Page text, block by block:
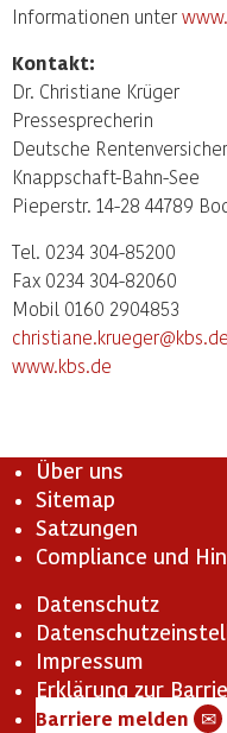
Informationen unter
Kontakt:
Dr. Christiane Krüger
Pressesprecherin
Deutsche
Knappschaft-Bahn-See
Pieperstr. 14-28 44789
Tel. 0234 304-85200
Fax 0234 304-82060
Mobil 0160 2904853
christiane.krueger@kbs.de
www.kbs.de
Über uns
Sitemap
Satzungen
Compliance und
Datenschutz
Impressum
Erklärung zur
Barriere melden ✉